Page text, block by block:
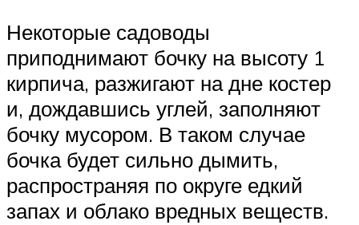
Некоторые садоводы
приподнимают бочку на высоту 1
кирпича, разжигают на дне костер
и, дождавшись углей, заполняют
бочку мусором. В таком случае
бочка будет сильно дымить,
распространяя по округе едкий
запах и облако вредных веществ.